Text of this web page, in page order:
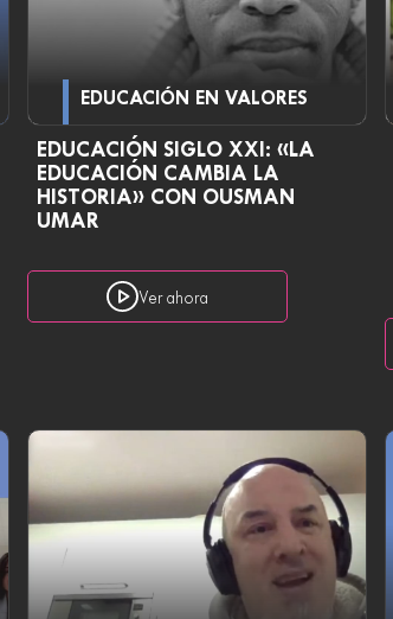
EDUCACIÓN EN VALORES
EDUCACIÓN SIGLO XXI: «LA
EDUCACIÓN CAMBIA LA
HISTORIA» CON OUSMAN
UMAR
Ver ahora